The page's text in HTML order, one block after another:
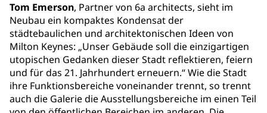
Tom Emerson, Partner von 6a architects, sieht im
Neubau ein kompaktes Kondensat der
städtebaulichen und architektonischen Ideen von
Milton Keynes: „Unser Gebäude soll die einzigartigen
utopischen Gedanken dieser Stadt reflektieren, feiern
und für das 21. Jahrhundert erneuern.“ Wie die Stadt
ihre Funktionsbereiche voneinander trennt, so trennt
auch die Galerie die Ausstellungsbereiche im einen Teil